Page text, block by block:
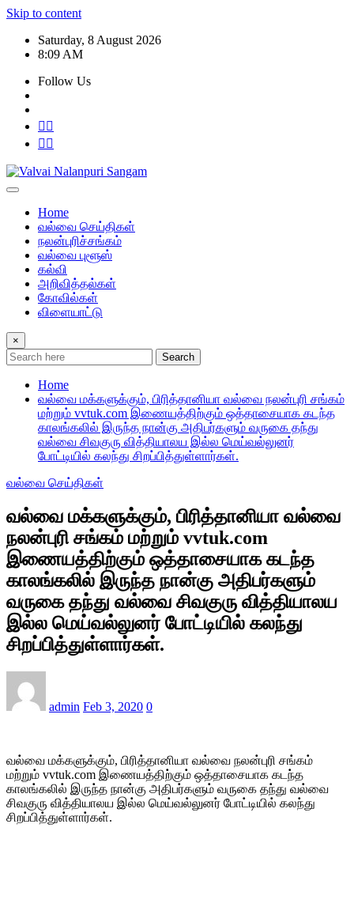
Skip to content
Saturday, 8 August 2026
8:09 AM
Follow Us
Home
வல்வை செய்திகள்
நலன்புரிச்சங்கம்
வல்வை புளூஸ்
கல்வி
அறிவித்தல்கள்
கோவில்கள்
விளையாட்டு
×
Search
Home
வல்வை மக்களுக்கும், பிரித்தானியா வல்வை நலன்புரி சங்கம்
மற்றும் vvtuk.com இணையத்திற்கும் ஒத்தாசையாக கடந்த
காலங்கலில் இருந்த நான்கு அதிபர்களும் வருகை தந்து
வல்வை சிவகுரு வித்தியாலய இல்ல மெய்வல்லுனர்
போட்டியில் கலந்து சிறப்பித்துள்ளார்கள்.
வல்வை செய்திகள்
வல்வை மக்களுக்கும், பிரித்தானியா வல்வை
நலன்புரி சங்கம் மற்றும் vvtuk.com
இணையத்திற்கும் ஒத்தாசையாக கடந்த
காலங்கலில் இருந்த நான்கு அதிபர்களும்
வருகை தந்து வல்வை சிவகுரு வித்தியாலய
இல்ல மெய்வல்லுனர் போட்டியில் கலந்து
சிறப்பித்துள்ளார்கள்.
admin Feb 3, 2020 0
வல்வை மக்களுக்கும், பிரித்தானியா வல்வை நலன்புரி சங்கம்
மற்றும் vvtuk.com இணையத்திற்கும் ஒத்தாசையாக கடந்த
காலங்கலில் இருந்த நான்கு அதிபர்களும் வருகை தந்து வல்வை
சிவகுரு வித்தியாலய இல்ல மெய்வல்லுனர் போட்டியில் கலந்து
சிறப்பித்துள்ளார்கள்.